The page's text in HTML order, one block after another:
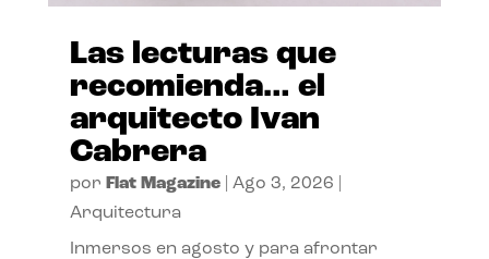
Las lecturas que
recomienda… el
arquitecto Ivan
Cabrera
por Flat Magazine| Ago 3, 2026
Arquitectura
Inmersos en agosto y para afrontar